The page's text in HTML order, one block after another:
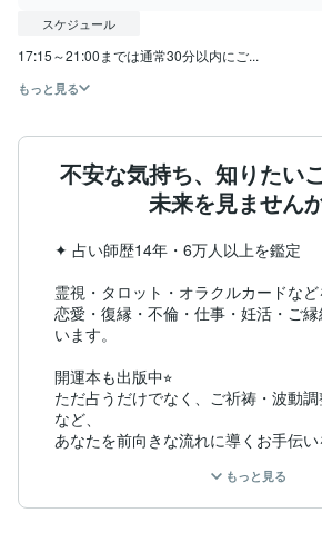
スケジュール
17:15～21:00までは通常30分以内にご...
もっと見る
不安な気持ち、知りたい
未来を見ません
✦ 占い師歴14年・6万人以上を鑑定
霊視・タロット・オラクルカードなど
恋愛・復縁・不倫・仕事・妊活・ご
います。
開運本も出版中⭐︎
ただ占うだけでなく、ご祈祷・波動
など、
あなたを前向きな流れに導くお手伝い
もっと見る